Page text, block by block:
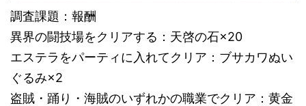
調査課題：報酬
異界の闘技場をクリアする：天啓の石×20
エステラをパーティに入れてクリア：ブサカワぬい
ぐるみ×2
盗賊・踊り・海賊のいずれかの職業でクリア：黄金